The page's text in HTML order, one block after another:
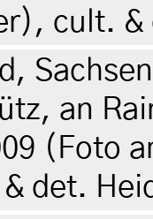
cult.
an
(Foto
det.